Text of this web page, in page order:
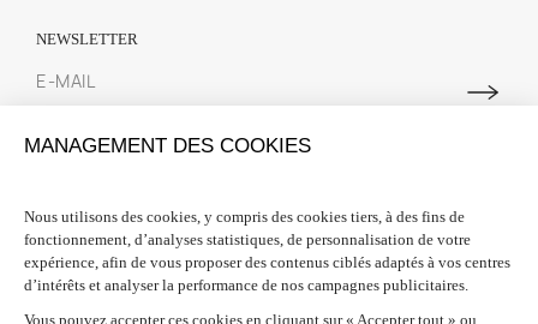
NEWSLETTER
Spring Court. Nous vous offrons 10% de réduction sur votre première
INFORMATIONS 
BESOIN D'AIDE ? 
MANAGEMENT DES COOKIES
Nous utilisons des cookies, y compris des cookies tiers, à des fins de
fonctionnement, d’analyses statistiques, de personnalisation de votre
expérience, afin de vous proposer des contenus ciblés adaptés à vos centres
d’intérêts et analyser la performance de nos campagnes publicitaires.
Vous pouvez accepter ces cookies en cliquant sur « Accepter tout » ou